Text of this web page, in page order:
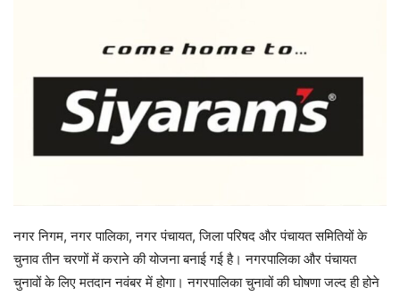
नगर निगम, नगर पालिका, नगर पंचायत, जिला परिषद और पंचायत समितियों के
चुनाव तीन चरणों में कराने की योजना बनाई गई है। नगरपालिका और पंचायत
चुनावों के लिए मतदान नवंबर में होगा। नगरपालिका चुनावों की घोषणा जल्द ही होने